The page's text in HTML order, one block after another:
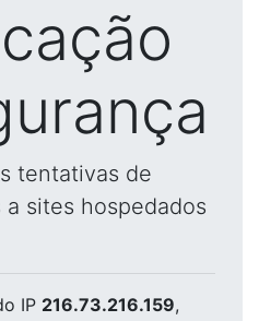
tentativas de
sites hospedados
IP 216.73.216.159,